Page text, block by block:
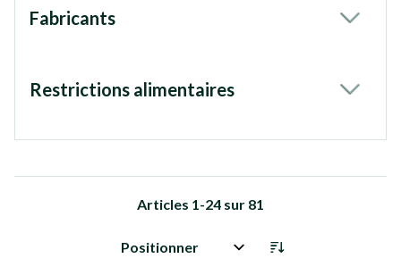
Fabricants
Restrictions alimentaires
Articles 1-24 sur 81
Trier par: